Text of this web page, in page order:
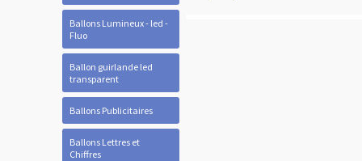
Ballons Lumineux - led -
Fluo
Ballon guirlande led
transparent
Ballons Publicitaires
Ballons Lettres et
Chiffres